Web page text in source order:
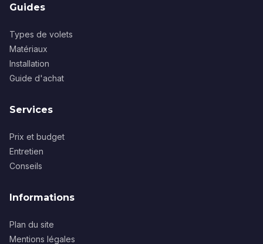
Guides
Types de volets
Matériaux
Installation
Guide d'achat
Services
Prix et budget
Entretien
Conseils
Informations
Plan du site
Mentions légales